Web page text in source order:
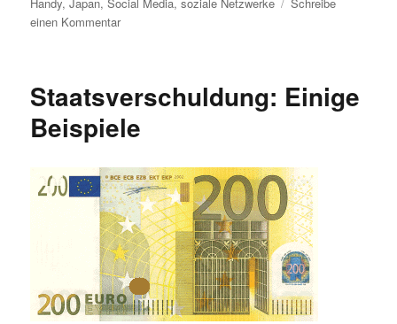
Handy,Japan,Social Media,soziale Netzwerke
Schreibe
einen Kommentarzu
und
die
Studie
Staatsverschuldung: Einige
Beispiele